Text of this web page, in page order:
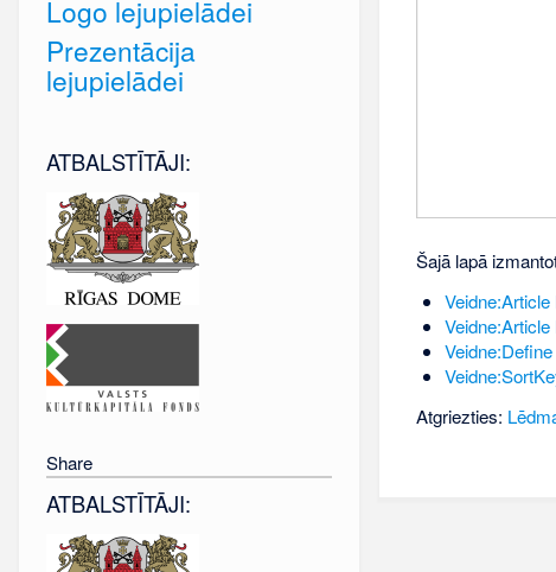
Šajā lapā
Veidne:Article
Veidne:Article
Atgriezties:
Logo lejupielādei
Prezentācija
lejupielādei
ATBALSTĪTĀJI:
Share
ATBALSTĪTĀJI: